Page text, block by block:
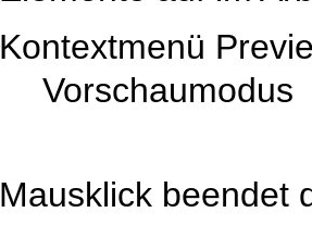
Kontextmenü
Vorschaumodus
Mausklick beendet